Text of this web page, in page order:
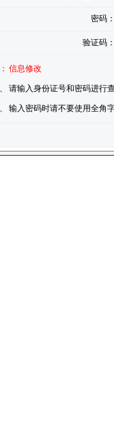
密码
验证码
信息修改
请输入身份证号和密码进行
输入密码时请不要使用全角